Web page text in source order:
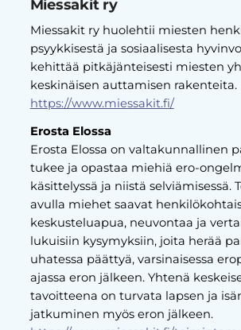
Miessakit ry
Miessakit ry huolehtii miesten
psyykkisestä ja sosiaalisesta
kehittää pitkäjänteisesti miesten
keskinäisen auttamisen rakenteita.
https://www.miessakit.fi/
Erosta Elossa
Erosta Elossa on valtakunnallinen
tukee ja opastaa miehiä ero-
käsittelyssä ja niistä selviämisessä.
avulla miehet saavat
keskusteluapua, neuvontaa ja
lukuisiin kysymyksiin, joita herää
uhatessa päättyä, varsinaisessa
ajassa eron jälkeen. Yhtenä
tavoitteena on turvata lapsen ja
jatkuminen myös eron jälkeen.